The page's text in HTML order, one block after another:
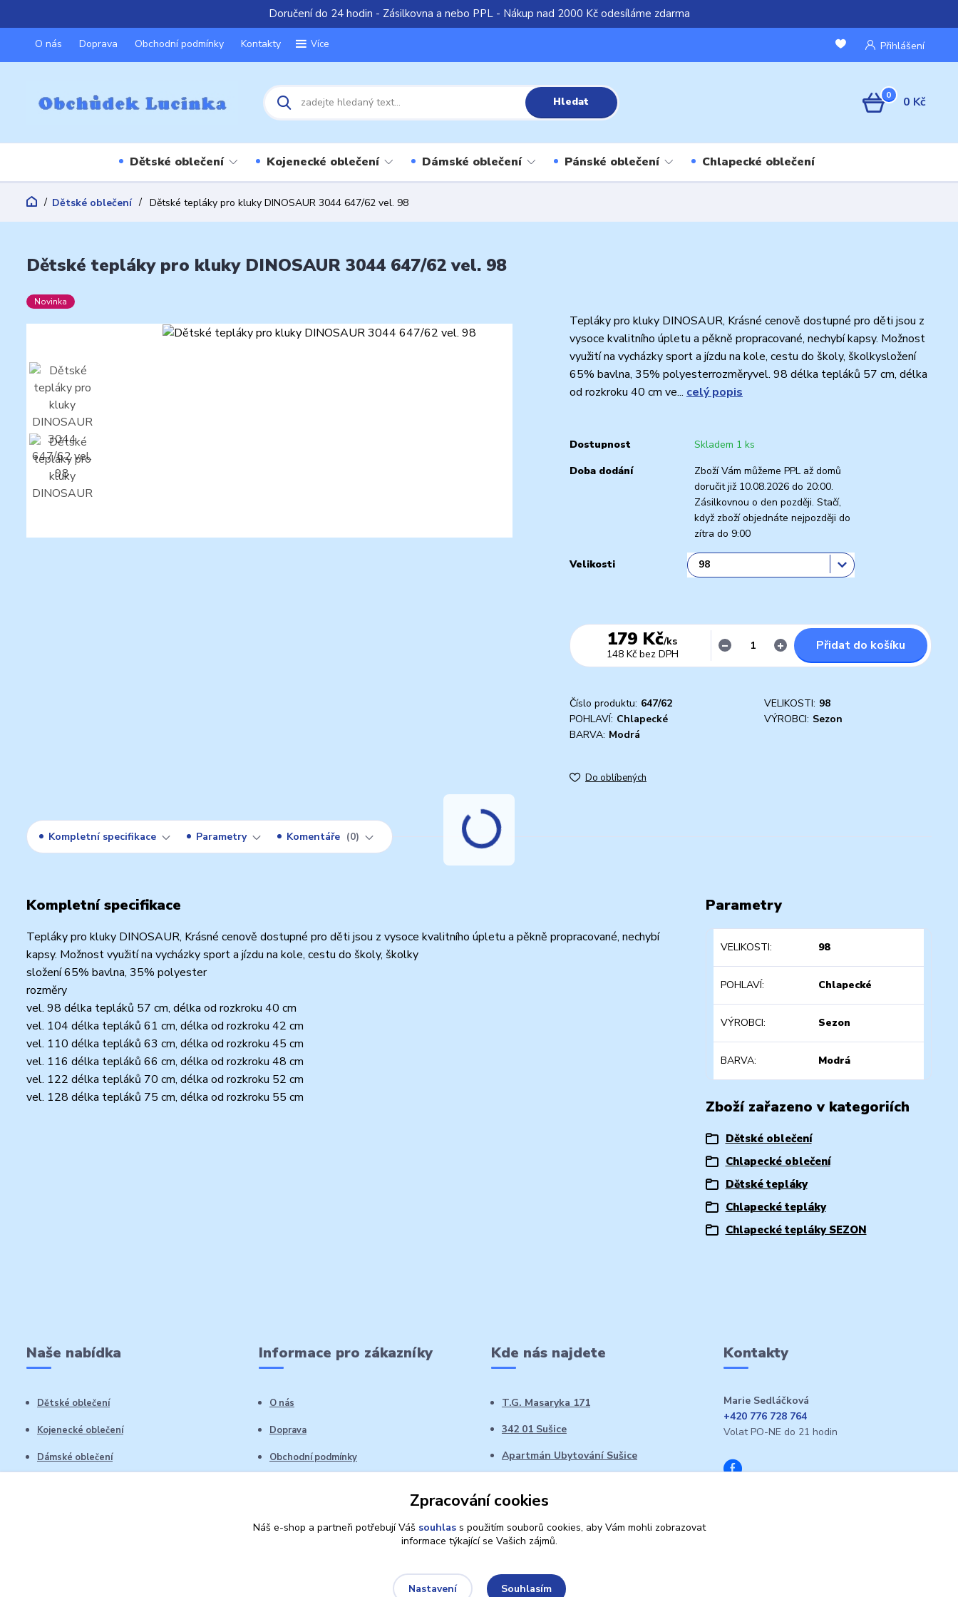
Doručení do 24 hodin - Zásilkovna a nebo PPL - Nákup nad 2000 Kč odesíláme zdarma
O nás Doprava Obchodní podmínky Kontakty Více Přihlášení
Hledat 0 0 Kč
Dětské oblečení Kojenecké oblečení Dámské oblečení Pánské oblečení Chlapecké oblečení
Dětské oblečení Dětské tepláky pro kluky DINOSAUR 3044 647/62 vel. 98
Dětské tepláky pro kluky DINOSAUR 3044 647/62 vel. 98
Novinka
Tepláky pro kluky DINOSAUR, Krásné cenově dostupné pro děti jsou z
vysoce kvalitního úpletu a pěkně propracované, nechybí kapsy. Možnost
využití na vycházky sport a jízdu na kole, cestu do školy, školkysložení
65% bavlna, 35% polyesterrozměryvel. 98 délka tepláků 57 cm, délka
od rozkroku 40 cm ve... celý popis
Dostupnost
Skladem 1 ks
Doba dodání
Zboží Vám můžeme PPL až domů
doručit již 10.08.2026 do 20:00.
Zásilkovnou o den později. Stačí,
když zboží objednáte nejpozději do
zítra do 9:00
Velikosti
179 Kč/ks
148 Kč bez DPH
Přidat do košíku
Číslo produktu: 647/62 VELIKOSTI: 98
POHLAVÍ: Chlapecké VÝROBCI: Sezon
BARVA: Modrá
Do oblíbených
Kompletní specifikace Parametry Komentáře 0
Kompletní specifikace
Tepláky pro kluky DINOSAUR, Krásné cenově dostupné pro děti jsou z vysoce kvalitního úpletu a pěkně propracované, nechybí
kapsy. Možnost využití na vycházky sport a jízdu na kole, cestu do školy, školky
složení 65% bavlna, 35% polyester
rozměry
vel. 98 délka tepláků 57 cm, délka od rozkroku 40 cm
vel. 104 délka tepláků 61 cm, délka od rozkroku 42 cm
vel. 110 délka tepláků 63 cm, délka od rozkroku 45 cm
vel. 116 délka tepláků 66 cm, délka od rozkroku 48 cm
vel. 122 délka tepláků 70 cm, délka od rozkroku 52 cm
vel. 128 délka tepláků 75 cm, délka od rozkroku 55 cm
Parametry
VELIKOSTI 98
POHLAVÍ Chlapecké
VÝROBCI Sezon
BARVA Modrá
Zboží zařazeno v kategoriích
Dětské oblečení
Chlapecké oblečení
Dětské tepláky
Chlapecké tepláky
Chlapecké tepláky SEZON
Naše nabídka
Dětské oblečení
Kojenecké oblečení
Dámské oblečení
Informace pro zákazníky
O nás
Doprava
Obchodní podmínky
Kde nás najdete
T.G. Masaryka 171
342 01 Sušice
Apartmán Ubytování Sušice
Kontakty
Marie Sedláčková
+420 776 728 764
Volat PO-NE do 21 hodin
Zpracování cookies
Náš e-shop a partneři potřebují Váš souhlass použitím souborů cookies, aby Vám mohli zobrazovat
informace týkající se Vašich zájmů.
Nastavení Souhlasím